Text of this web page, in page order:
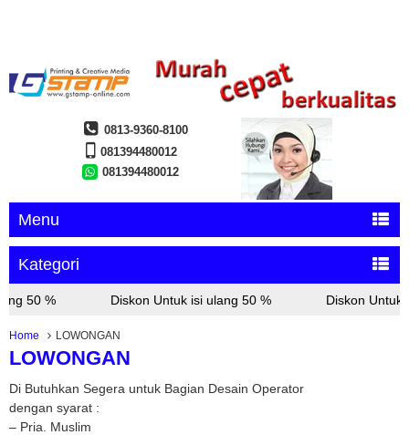
0813-9360-8100
081394480012
081394480012
Menu
Kategori
50 % Diskon Untuk isi ulang 50 % Diskon Untuk
Home LOWONGAN
LOWONGAN
Di Butuhkan Segera untuk Bagian Desain Operator
dengan syarat :
– Pria. Muslim